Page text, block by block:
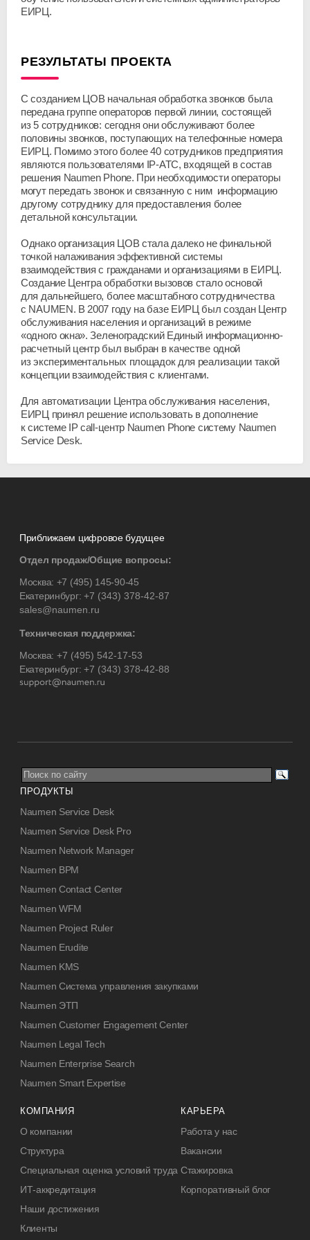
ЕИРЦ.
РЕЗУЛЬТАТЫ ПРОЕКТА
С созданием ЦОВ начальная обработка звонков была
передана группе операторов первой линии, состоящей
из 5 сотрудников: сегодня они обслуживают более
половины звонков, поступающих на телефонные номера
ЕИРЦ. Помимо этого более 40 сотрудников предприятия
являются пользователями IP-АТС, входящей в состав
решения Naumen Phone. При необходимости операторы
могут передать звонок и связанную с ним информацию
другому сотруднику для предоставления более
детальной консультации.
Однако организация ЦОВ стала далеко не финальной
точкой налаживания эффективной системы
взаимодействия с гражданами и организациями в ЕИРЦ.
Создание Центра обработки вызовов стало основой
для дальнейшего, более масштабного сотрудничества
с NAUMEN. В 2007 году на базе ЕИРЦ был создан Центр
обслуживания населения и организаций в режиме
«одного окна». Зеленоградский Единый информационно-
расчетный центр был выбран в качестве одной
из экспериментальных площадок для реализации такой
концепции взаимодействия с клиентами.
Для автоматизации Центра обслуживания населения,
ЕИРЦ принял решение использовать в дополнение
к системе IP call-центр Naumen Phone систему Naumen
Service Desk.
Приближаем цифровое будущее
Отдел продаж/Общие вопросы:
Москва: +7 (495) 145-90-45
Екатеринбург:+7 (343) 378-42-87
sales@naumen.ru
Техническая поддержка:
Москва: +7 (495) 542-17-53
Екатеринбург:+7 (343) 378-42-88
ПРОДУКТЫ
Naumen Service Desk
Naumen Service Desk Pro
Naumen Network Manager
Naumen BPM
Naumen Contact Center
Naumen WFM
Naumen Project Ruler
Naumen Erudite
Naumen KMS
Naumen Система управления закупками
Naumen ЭТП
Naumen Customer Engagement Center
Naumen Legal Tech
Naumen Enterprise Search
Naumen Smart Expertise
КОМПАНИЯ
О компании
Структура
Специальная оценка условий труда
ИТ-аккредитация
Наши достижения
Клиенты
КАРЬЕРА
Работа у нас
Вакансии
Стажировка
Корпоративный блог